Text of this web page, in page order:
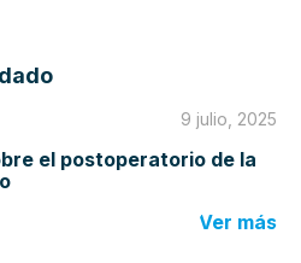
9 julio, 2025
el postoperatorio de la
Ver más